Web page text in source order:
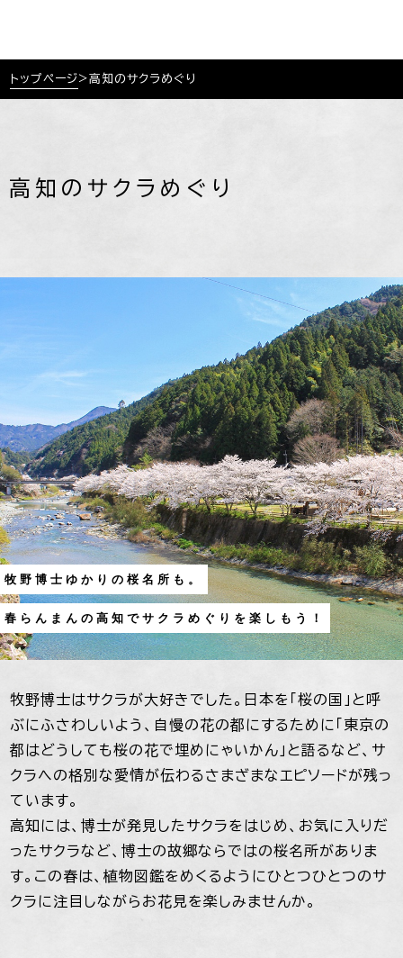
トップページ >高知のサクラめぐり
高知のサクラめぐり
牧野博士ゆかりの桜名所も。
春らんまんの高知でサクラめぐりを楽しもう！
牧野博士はサクラが大好きでした。日本を「桜の国」と呼
ぶにふさわしいよう、自慢の花の都にするために「東京の
都はどうしても桜の花で埋めにゃいかん」と語るなど、サ
クラへの格別な愛情が伝わるさまざまなエピソードが残っ
ています。
高知には、博士が発見したサクラをはじめ、お気に入りだ
ったサクラなど、博士の故郷ならではの桜名所がありま
す。この春は、植物図鑑をめくるようにひとつひとつのサ
クラに注目しながらお花見を楽しみませんか。